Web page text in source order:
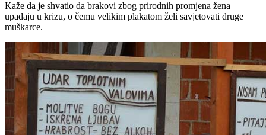
Kaže da je shvatio da brakovi zbog prirodnih promjena žena
upadaju u krizu, o čemu velikim plakatom želi savjetovati druge
muškarce.